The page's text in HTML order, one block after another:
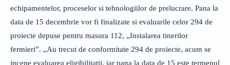
echipamentelor, proceselor si tehnologiilor de prelucrare. Pana la
data de 15 decembrie vor fi finalizate si evaluarile celor 294 de
proiecte depuse pentru masura 112, „Instalarea tinerilor
fermieri”. „Au trecut de conformitate 294 de proiecte, acum se
incepe evaluarea eligibilitatii, iar pana la data de 15 este termenul